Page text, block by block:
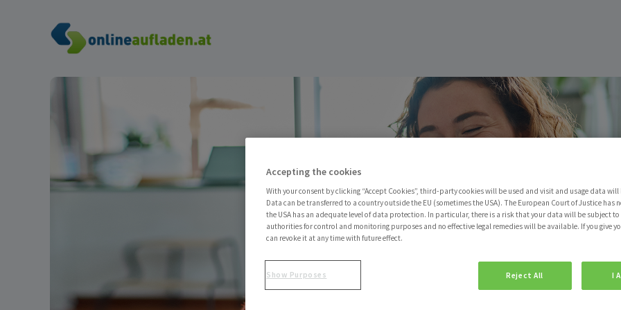
Skip to content
Accepting the cookies
With your consent by clicking “Accept Cookies”, third-party cookies will be used and visit and usage data will
Data can be transferred to a country outside the EU (sometimes the USA). The European Court of Justice has
the USA has an adequate level of data protection. In particular, there is a risk that your data will be subject to
authorities for control and monitoring purposes and no effective legal remedies will be available. If you give
can revoke it at any time with future effect.
Reject All I
Show Purposes